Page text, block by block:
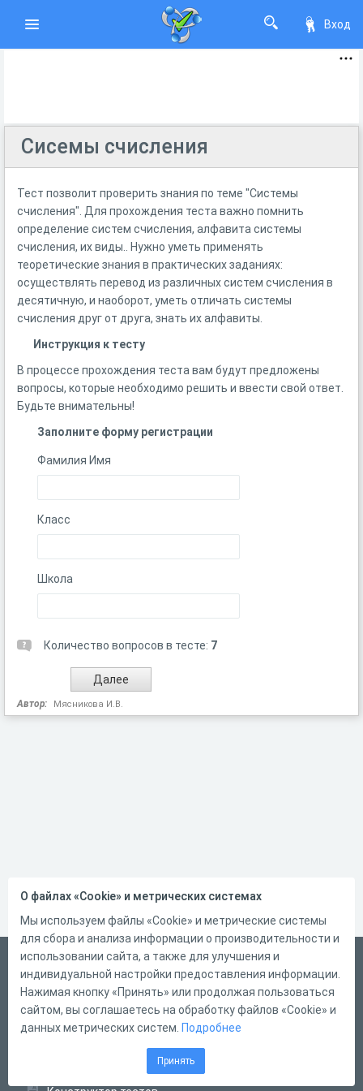
Вход
Сисемы счисления
Тест позволит проверить знания по теме "Системы
счисления". Для прохождения теста важно помнить
определение систем счисления, алфавита системы
счисления, их виды.. Нужно уметь применять
теоретические знания в практических заданиях:
осуществлять перевод из различных систем счисления в
десятичную, и наоборот, уметь отличать системы
счисления друг от друга, знать их алфавиты.
Инструкция к тесту
В процессе прохождения теста вам будут предложены
вопросы, которые необходимо решить и ввести свой ответ.
Будьте внимательны!
Заполните форму регистрации
Фамилия Имя
Класс
Школа
Количество вопросов в тесте: 7
Автор: Мясникова И.В.
Русский
Справка
Форма обратной связи
О файлах «Cookie» и метрических системах
Мы используем файлы «Cookie» и метрические системы
для сбора и анализа информации о производительности и
использовании сайта, а также для улучшения и
индивидуальной настройки предоставления информации.
Нажимая кнопку «Принять» или продолжая пользоваться
сайтом, вы соглашаетесь на обработку файлов «Cookie» и
данных метрических систем. Подробнее
Принять